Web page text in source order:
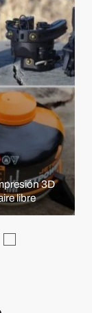
3D
libre